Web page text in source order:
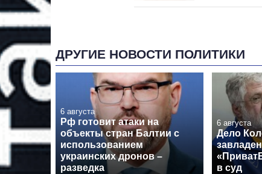
ДРУГИЕ НОВОСТИ ПОЛИТИКИ
6 августа
Рф готовит атаки на
объекты стран Балтии с
использованием
украинских дронов –
разведка
6 августа
Дело
в суд